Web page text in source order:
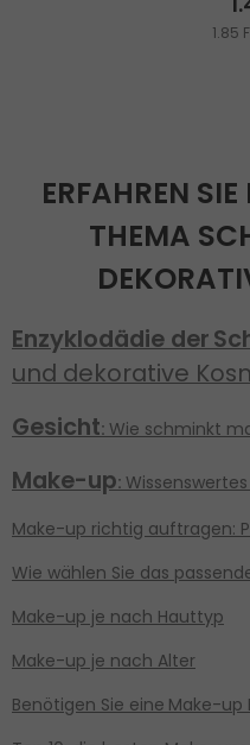
1.85
ERFAHREN
THEMA
Enzyklodädie der
und dekorative
Gesicht: Wie schminkt
Make-up:
Make-up richtig auftragen:
Wie wählen Sie das
Make-up je nach Hauttyp
Make-up je nach Alter
Benötigen Sie eine Make-up